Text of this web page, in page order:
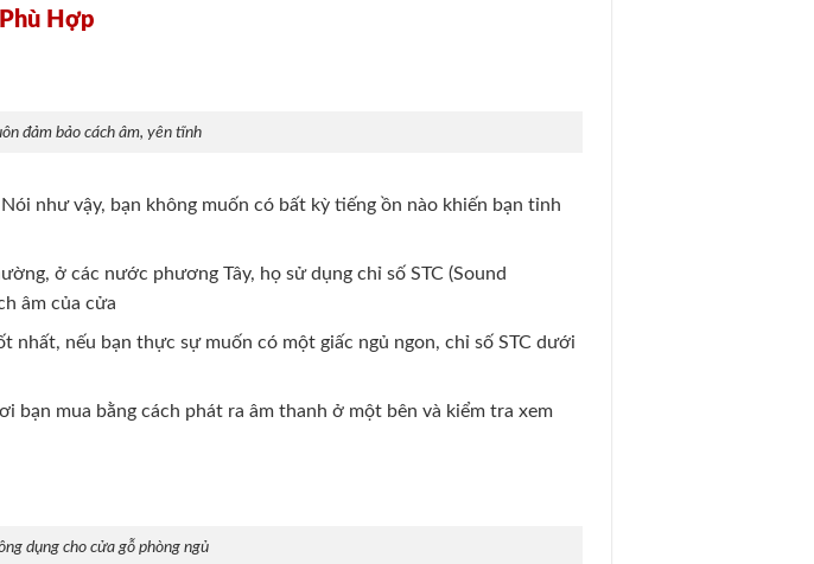
Hợp
đảm bảo cách âm, yên tĩnh
như vậy, bạn không muốn có bất kỳ tiếng ồn nào khiến bạn tỉnh
ở các nước phương Tây, họ sử dụng chỉ số STC (Sound
âm của cửa
nhất, nếu bạn thực sự muốn có một giấc ngủ ngon, chỉ số STC dưới
bạn mua bằng cách phát ra âm thanh ở một bên và kiểm tra xem
dụng cho cửa gỗ phòng ngủ